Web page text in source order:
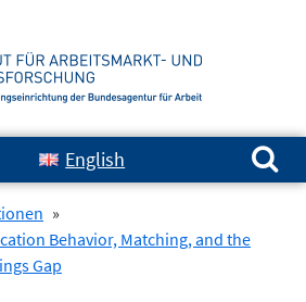
English
Suchen nach:
»
Behavior, Matching, and the
Gap